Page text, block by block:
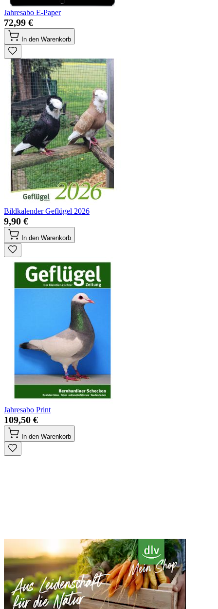
Jahresabo E-Paper
72,99 €
In den Warenkorb
Bildkalender Geflügel 2026
9,90 €
In den Warenkorb
Jahresabo Print
109,50 €
In den Warenkorb